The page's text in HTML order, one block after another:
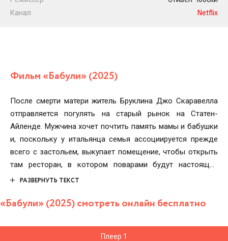
Канал
Netflix
Фильм «Бабули» (2025)
После смерти матери житель Бруклина Джо Скаравелла
отправляется погулять на старый рынок на Статен-
Айленде. Мужчина хочет почтить память мамы и бабушки
и, поскольку у итальянца семья ассоциируется прежде
всего с застольем, выкупает помещение, чтобы открыть
там ресторан, в котором поварами будут настоящие
итальянские бабули.
РАЗВЕРНУТЬ ТЕКСТ
«Бабули» (2025) смотреть онлайн бесплатно
Плеер 1